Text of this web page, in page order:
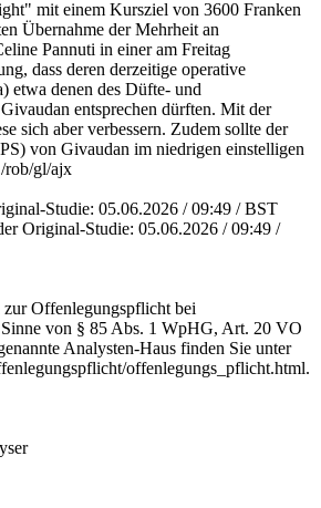
mit einem Kursziel von 3600 Franken
Übernahme der Mehrheit an
Pannuti in einer am Freitag
dass deren derzeitige operative
etwa denen des Düfte- und
entsprechen dürften. Mit der
sich aber verbessern. Zudem sollte der
von Givaudan im niedrigen einstelligen
rob/gl/ajx
Studie: 05.06.2026 / 09:49 / BST
Original-Studie: 05.06.2026 / 09:49 /
Offenlegungspflicht bei
von § 85 Abs. 1 WpHG, Art. 20 VO
Analysten-Haus finden Sie unter
offenlegungs_pflicht.html.